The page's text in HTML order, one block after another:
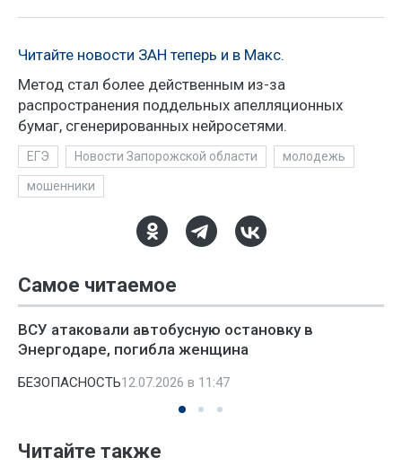
Читайте новости ЗАН теперь и в Макс.
Метод стал более действенным из-за
распространения поддельных апелляционных
бумаг, сгенерированных нейросетями.
ЕГЭ Новости Запорожской области молодежь
мошенники
Самое читаемое
ВСУ атаковали автобусную остановку в
Энергодаре, погибла женщина
БЕЗОПАСНОСТЬ12.07.2026 в 11:47
Читайте также